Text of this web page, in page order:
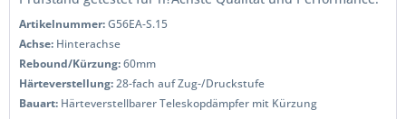
Artikelnummer:G56EA-S.15
Achse: Hinterachse
Rebound/Kürzung:60mm
Härteverstellung:28-fach auf Zug-/Druckstufe
Bauart: Härteverstellbarer Teleskopdämpfer mit Kürzung